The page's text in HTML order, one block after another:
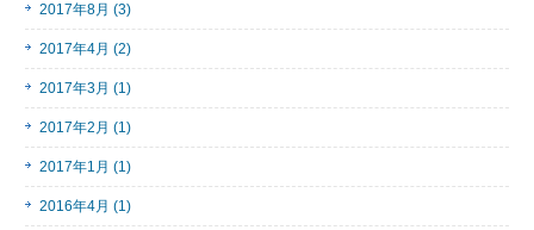
2017年8月 (3)
2017年4月 (2)
2017年3月 (1)
2017年2月 (1)
2017年1月 (1)
2016年4月 (1)